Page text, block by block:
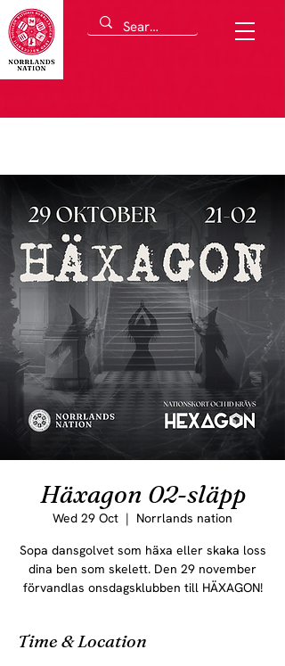
Häxagon 02-släpp
Wed 29 Oct
  |
Norrlands nation
Sopa dansgolvet som häxa eller skaka loss
dina ben som skelett. Den 29 november
förvandlas onsdagsklubben till HÄXAGON!
Time & Location